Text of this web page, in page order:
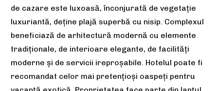
de cazare este luxoasă, înconjurată de vegetație
luxuriantă, deține plajă superbă cu nisip. Complexul
beneficiază de arhitectură modernă cu elemente
tradiționale, de interioare elegante, de facilități
moderne și de servicii ireproșabile. Hotelul poate fi
recomandat celor mai pretențioși oaspeți pentru